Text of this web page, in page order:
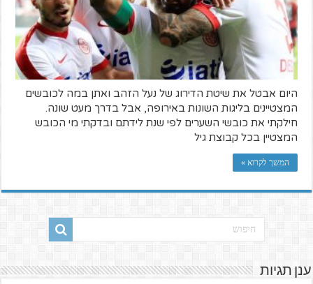
היום אבטל את שיטת הדירוג של נעל הזהב ואתן במה לכובשים
המצטיינים בליגות השונות באירופה, אבל בדרך מעט שונה.
חילקתי את כובשי השערים לפי שנת לידתם ובדקתי מי הכובש
המצטיין בכל קבוצת גיל
המשך לקרוא »
ענן תגיות